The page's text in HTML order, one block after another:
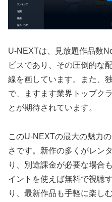
U-NEXTは、見放題作品数
ビスであり、その圧倒的な
線を画しています。また、
で、ますます業界トップク
とが期待されています。
このU-NEXTの最大の魅力
さです。新作の多くがレン
り、別途課金が必要な場合
イントを使えば無料で視聴
り、最新作品も手軽に楽し